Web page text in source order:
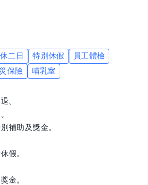
商進行人員、多媒體展示
、公共水電、動線及管理規劃、設備
、消防評估設計、物業管理規劃、商
消防檢查申報、交屋公設驗收、公設
。
級豪宅需求，提供尊貴的酒店式服
、保安、清潔、維修、綠化、生活服
二日 特別休假
員工體檢
保險
哺乳室
。
補助及獎金。
假。
金。